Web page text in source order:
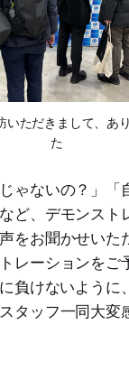
いただきまして、あ
た
ゃないの？」「
ど、デモンスト
をお聞かせいた
レーションをご
負けないように
タッフ一同大変